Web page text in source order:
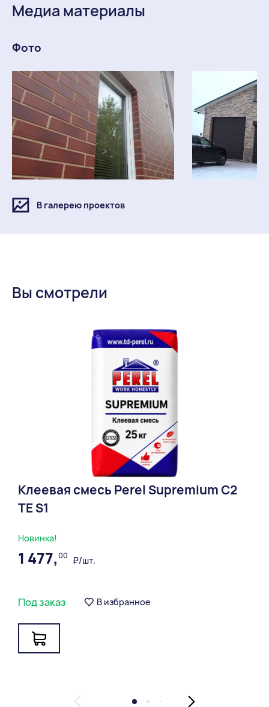
Медиа материалы
Фото
В галерею проектов
Вы смотрели
Новинка!
Клеевая смесь Perel Supremium С2
ТЕ S1
1 477,00 ₽/шт.
Под заказ В избранное